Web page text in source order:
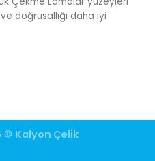
doğrusallığı daha iyi
© Kalyon Çelik